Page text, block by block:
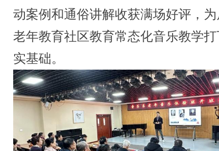
动案例和通俗讲解收获满场好评，
老年教育社区教育常态化音乐教学
实基础。